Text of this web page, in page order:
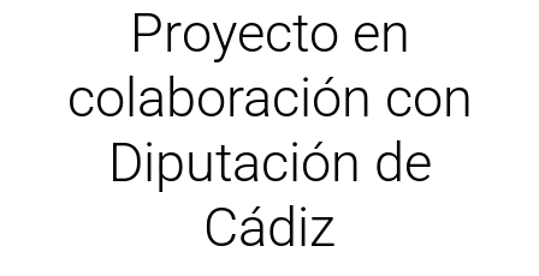
Proyecto en
colaboración con
Diputación de
Cádiz